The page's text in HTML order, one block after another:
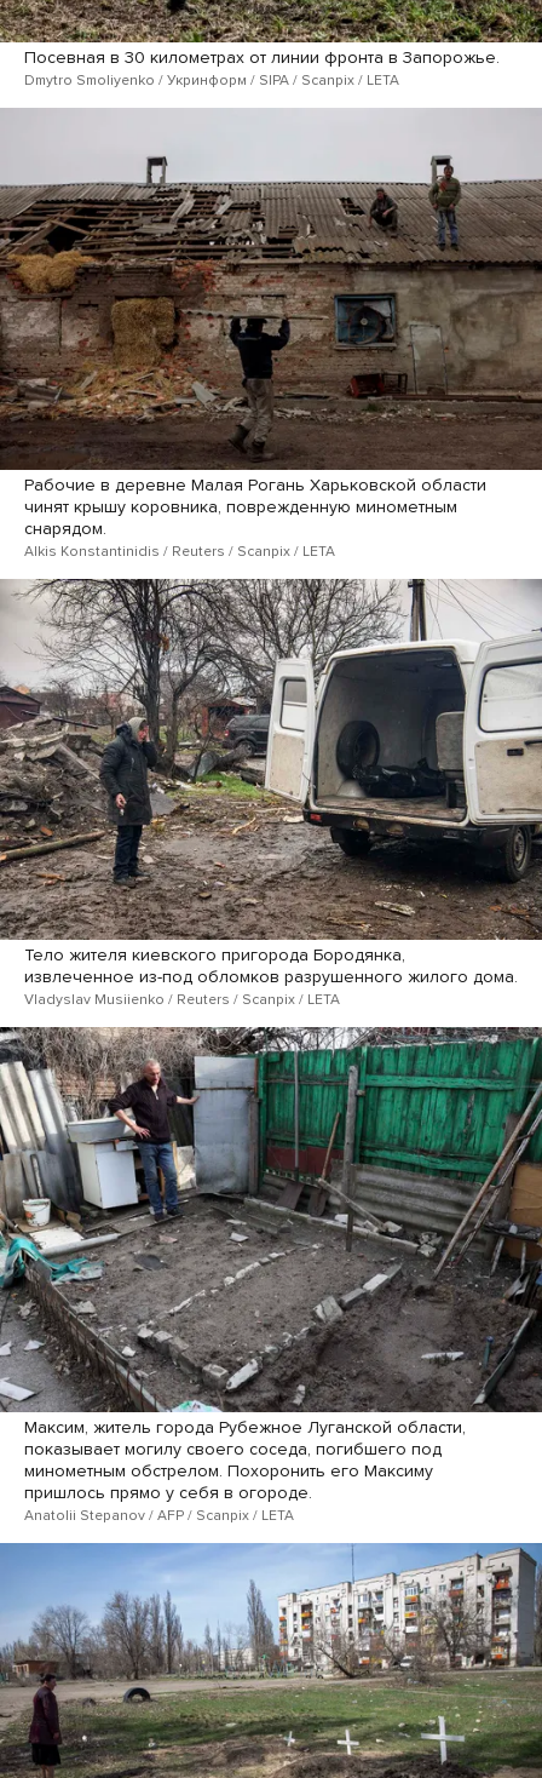
Посевная в 30 километрах от линии фронта в Запорожье.
Dmytro Smoliyenko / Укринформ / SIPA / Scanpix / LETA
Рабочие в деревне Малая Рогань Харьковской области
чинят крышу коровника, поврежденную минометным
снарядом.
Alkis Konstantinidis / Reuters / Scanpix / LETA
Тело жителя киевского пригорода Бородянка,
извлеченное из-под обломков разрушенного жилого дома.
Vladyslav Musiienko / Reuters / Scanpix / LETA
Максим, житель города Рубежное Луганской области,
показывает могилу своего соседа, погибшего под
минометным обстрелом. Похоронить его Максиму
пришлось прямо у себя в огороде.
Anatolii Stepanov / AFP / Scanpix / LETA